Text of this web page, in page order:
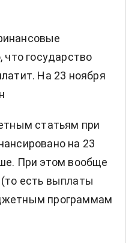
что государство
На 23 ноября
статьям при
на 23
При этом вообще
есть выплаты
программам